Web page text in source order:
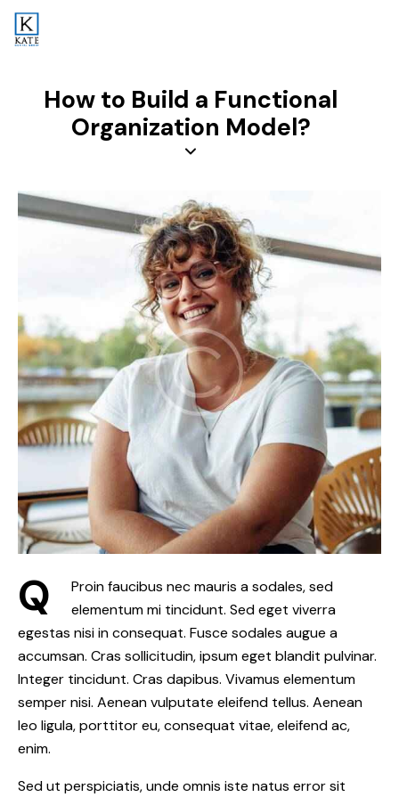
How to Build a Functional
Organization Model?
Q
Proin faucibus nec mauris a sodales, sed
elementum mi tincidunt. Sed eget viverra
egestas nisi in consequat. Fusce sodales augue a
accumsan. Cras sollicitudin, ipsum eget blandit pulvinar.
Integer tincidunt. Cras dapibus. Vivamus elementum
semper nisi. Aenean vulputate eleifend tellus. Aenean
leo ligula, porttitor eu, consequat vitae, eleifend ac,
enim.
Sed ut perspiciatis, unde omnis iste natus error sit